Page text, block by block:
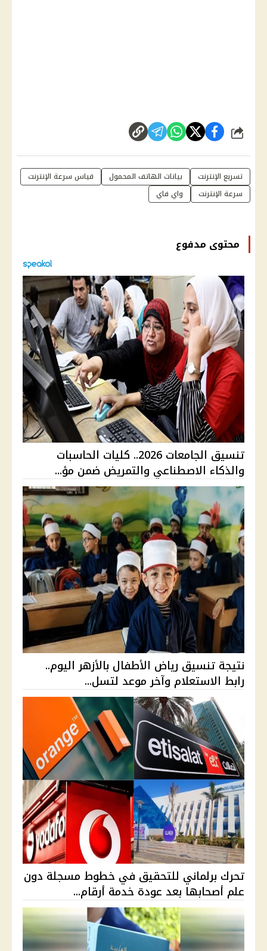
شارك
تسريع الإنترنت بيانات الهاتف المحمول
قياس سرعة الإنترنت
سرعة الإنترنت
واي فاي
محتوى مدفوع
تنسيق الجامعات 2026.. كليات الحاسبات
والذكاء الاصطناعي والتمريض ضمن مؤ...
نتيجة تنسيق رياض الأطفال بالأزهر اليوم..
رابط الاستعلام وآخر موعد لتسل...
تحرك برلماني للتحقيق في خطوط مسجلة دون
علم أصحابها بعد عودة خدمة أرقام...